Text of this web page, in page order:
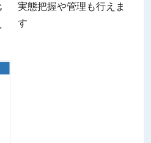
実態把握や管理も行えま
す